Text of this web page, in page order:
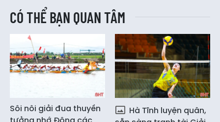
CÓ THỂ BẠN QUAN TÂM
Sôi nôi giải đua thuyền
Hà Tĩnh luyện quân,